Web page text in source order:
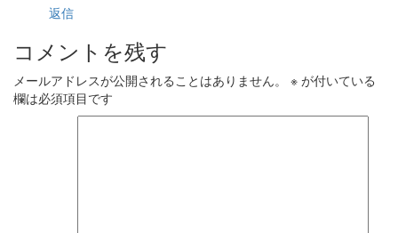
返信
コメントを残す
メールアドレスが公開されることはありません。 ※ が付いている
欄は必須項目です